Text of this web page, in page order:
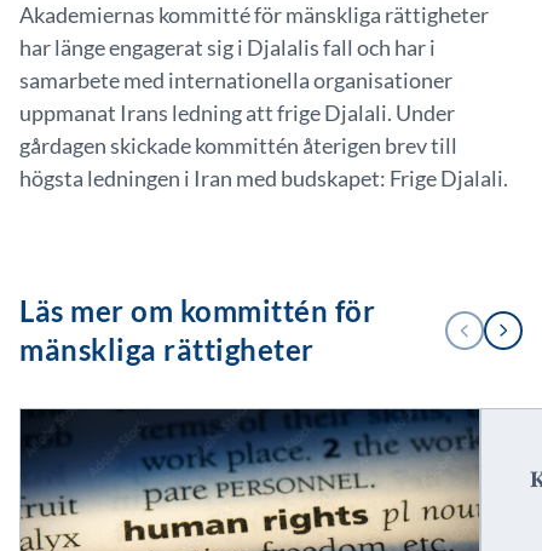
Akademiernas kommitté för mänskliga rättigheter
har länge engagerat sig i Djalalis fall och har i
samarbete med internationella organisationer
uppmanat Irans ledning att frige Djalali. Under
gårdagen skickade kommittén återigen brev till
högsta ledningen i Iran med budskapet: Frige Djalali.
Läs mer om kommittén för
mänskliga rättigheter
1
/
FÖREGÅENDE
NÄSTA